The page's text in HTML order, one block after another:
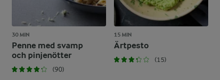
30 MIN
Penne med svamp
och pinjenötter
(90)
15 MIN
Ärtpesto
(15)